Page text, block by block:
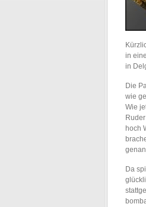
in
in
Die
wie
Wie
hoch
Da